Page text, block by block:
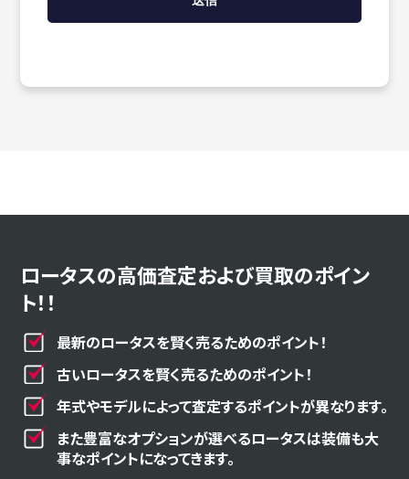
ロータスの高価査定および買取のポイン
ト！！
最新のロータスを賢く売るためのポイント！
古いロータスを賢く売るためのポイント！
年式やモデルによって査定するポイントが異なります。
また豊富なオプションが選べるロータスは装備も大
事なポイントになってきます。